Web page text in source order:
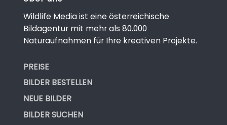
Wildlife Media ist eine österreichische
Bildagentur mit mehr als 80.000
Naturaufnahmen für Ihre kreativen Projekte.
PREISE
BILDER BESTELLEN
NEUE BILDER
BILDER SUCHEN